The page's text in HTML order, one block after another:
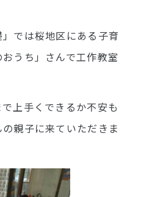
では桜地区にある子育
うち」さんで工作教室
上手くできるか不安も
親子に来ていただきま